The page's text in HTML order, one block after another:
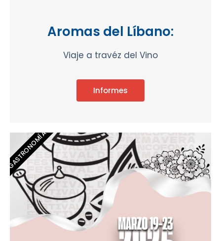
Aromas del Líbano:
Viaje a travéz del Vino
Informes
GASTRONOMÍA